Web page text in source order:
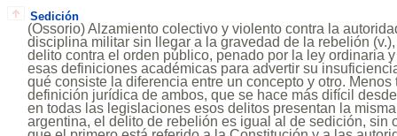
Sedición
(Ossorio) Alzamiento colectivo y violento contra la
disciplina militar sin llegar a la gravedad de la rebelión
delito contra el orden público, penado por la ley ordinaria
esas definiciones académicas para advertir su
qué consiste la diferencia entre un concepto y otro.
definición jurídica de ambos, que se hace más difícil
en todas las legislaciones esos delitos presentan la
argentina, el delito de rebelión es igual al de sedición, sin